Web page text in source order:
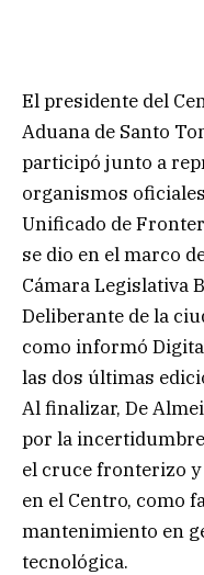
El presidente del
Aduana de Santo
participó junto a
organismos
Unificado de
se dio en el marco
Cámara Legislativa
Deliberante de la
como informó
las dos últimas
Al finalizar, De
por la
el cruce fronterizo y
en el Centro, como
mantenimiento en
tecnológica.